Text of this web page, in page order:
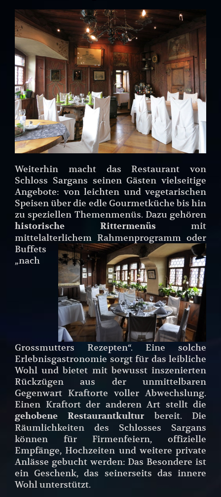
Weiterhin macht das Restaurant von
Schloss Sargans seinen Gästen vielseitige
Angebote: von leichten und vegetarischen
Speisen über die edle Gourmetküche bis hin
zu speziellen Themenmenüs. Dazu gehören
historische Rittermenüs mit
mittelalterlichem Rahmenprogramm oder
Buffets
„nach
Grossmutters Rezepten“. Eine solche
Erlebnisgastronomie sorgt für das leibliche
Wohl und bietet mit bewusst inszenierten
Rückzügen aus der unmittelbaren
Gegenwart Kraftorte voller Abwechslung.
Einen Kraftort der anderen Art stellt die
gehobene Restaurantkultur bereit. Die
Räumlichkeiten des Schlosses Sargans
können für Firmenfeiern, offizielle
Empfänge, Hochzeiten und weitere private
Anlässe gebucht werden: Das Besondere ist
ein Geschenk, das seinerseits das innere
Wohl unterstützt.